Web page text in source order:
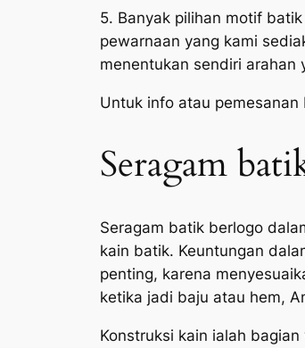
5. Banyak pilihan motif
pewarnaan yang kami
menentukan sendiri arahan
Untuk info atau
Seragam
Seragam batik berlogo
kain batik. Keuntungan
penting, karena
ketika jadi baju atau hem,
Konstruksi kain ialah